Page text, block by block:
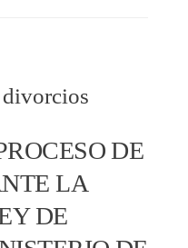
divorcios
DE
LA
DE